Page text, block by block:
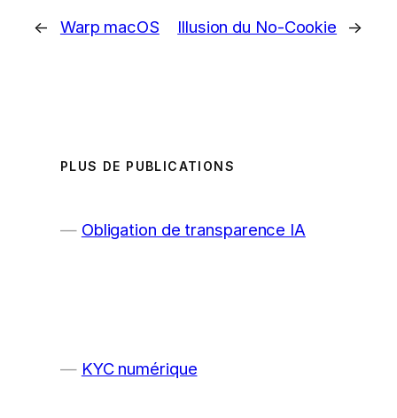
← Warp macOS Illusion du No-Cookie →
PLUS DE PUBLICATIONS
Obligation de transparence IA
KYC numérique